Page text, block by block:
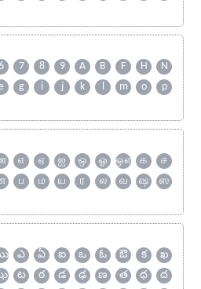
7 8 9 A B F H
N
g i j k l m o
p
எ ஏ ஐ ஒ ஓ ஔ க
ச
ப ம ய ர ல வ ஷ
ஸ
ఎ ఏ ఐ ఒ ఓ ఔ క
ఖ
ట ఠ డ ఢ ణ త థ
ద